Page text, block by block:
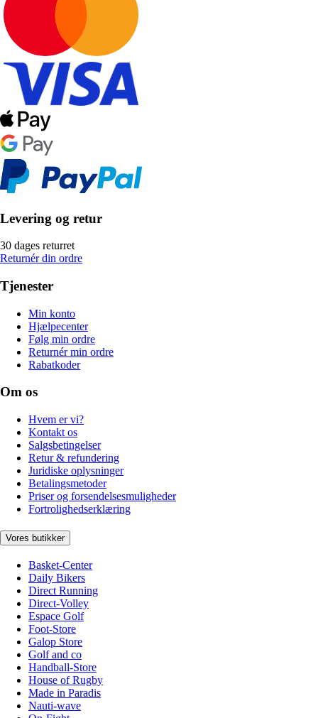
Levering og retur
30 dages returret
Returnér din ordre
Tjenester
Min konto
Hjælpecenter
Følg min ordre
Returnér min ordre
Rabatkoder
Om os
Hvem er vi?
Kontakt os
Salgsbetingelser
Retur & refundering
Juridiske oplysninger
Betalingsmetoder
Priser og forsendelsesmuligheder
Fortrolighedserklæring
Vores butikker
Basket-Center
Daily Bikers
Direct Running
Direct-Volley
Espace Golf
Foot-Store
Galop Store
Golf and co
Handball-Store
House of Rugby
Made in Paradis
Nauti-wave